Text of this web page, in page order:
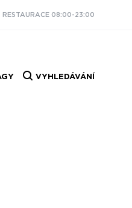
RESTAURACE 08:00-23:00
VYHLEDÁVÁNÍ